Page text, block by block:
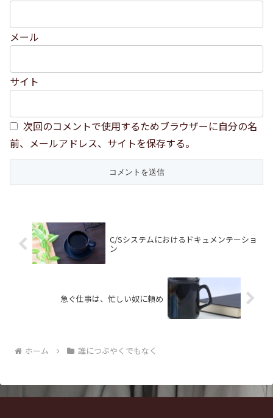
メール
サイト
次回のコメントで使用するためブラウザーに自分の名
前、メールアドレス、サイトを保存する。
C/Sシステムにおけるドキュメンテーショ
ン
急ぐ仕事は、忙しい奴に頼め
ホーム 誰につぶやくでもなく